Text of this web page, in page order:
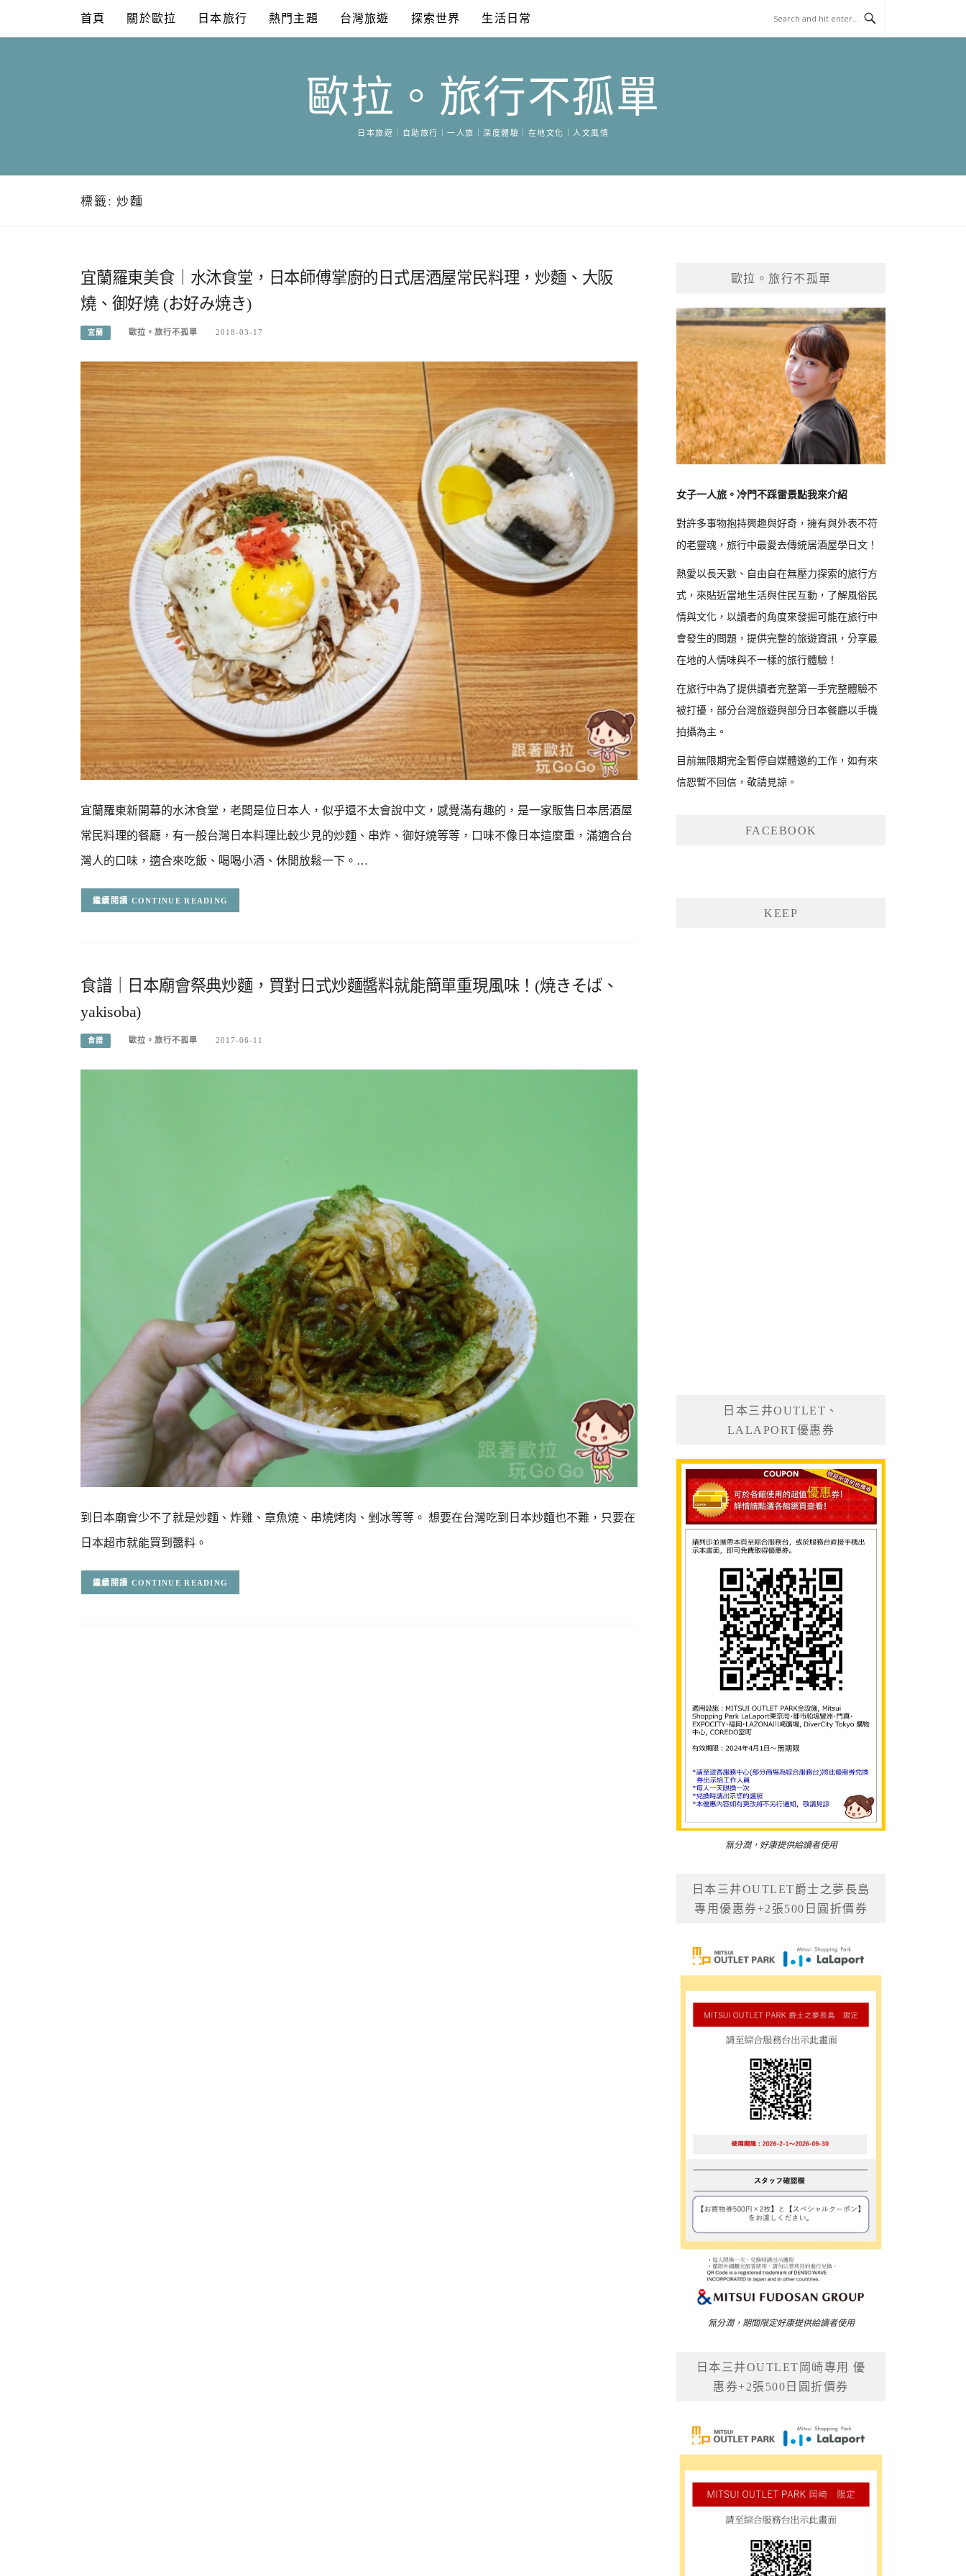
content
首頁 關於歐拉 日本旅行 熱門主題 台灣旅遊 探索世界 生活日常
歐拉。旅行不孤單
日本旅遊｜自助旅行｜一人旅｜深度體驗｜在地文化｜人文風情
標籤: 炒麵
宜蘭羅東美食｜水沐食堂，日本師傅掌廚的日式居酒屋常民料理，炒麵、大阪
燒、御好燒 (お好み焼き)
宜蘭 歐拉。旅行不孤單 2018-03-17
宜蘭羅東新開幕的水沐食堂，老闆是位日本人，似乎還不太會說中文，感覺滿有趣的，是一家販售日本居酒屋
常民料理的餐廳，有一般台灣日本料理比較少見的炒麵、串炸、御好燒等等，口味不像日本這麼重，滿適合台
灣人的口味，適合來吃飯、喝喝小酒、休閒放鬆一下。…
CONTINUE READING
食譜｜日本廟會祭典炒麵，買對日式炒麵醬料就能簡單重現風味！(焼きそば、
yakisoba)
食譜 歐拉。旅行不孤單 2017-06-11
到日本廟會少不了就是炒麵、炸雞、章魚燒、串燒烤肉、剉冰等等。 想要在台灣吃到日本炒麵也不難，只要在
日本超市就能買到醬料。
CONTINUE READING
歐拉。旅行不孤單
女子一人旅。冷門不踩雷景點我來介紹
對許多事物抱持興趣與好奇，擁有與外表不符
的老靈魂，旅行中最愛去傳統居酒屋學日文！
熱愛以長天數、自由自在無壓力探索的旅行方
式，來貼近當地生活與住民互動，了解風俗民
情與文化，以讀者的角度來發掘可能在旅行中
會發生的問題，提供完整的旅遊資訊，分享最
在地的人情味與不一樣的旅行體驗！
在旅行中為了提供讀者完整第一手完整體驗不
被打擾，部分台灣旅遊與部分日本餐廳以手機
拍攝為主。
目前無限期完全暫停自媒體邀約工作，如有來
信恕暫不回信，敬請見諒。
FACEBOOK
KEEP
日本三井OUTLET、
LALAPORT優惠券
無分潤，好康提供給讀者使用
日本三井OUTLET爵士之夢長島
專用優惠券+2張500日圓折價券
無分潤，期間限定好康提供給讀者使用
日本三井OUTLET岡崎專用 優
惠券+2張500日圓折價券